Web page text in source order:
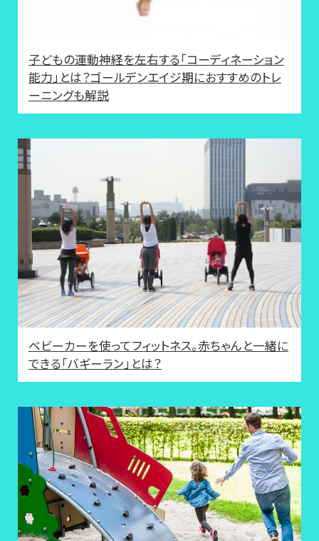
子どもの運動神経を左右する「コーディネーション
能力」とは？ゴールデンエイジ期におすすめのトレ
ーニングも解説
ベビーカーを使ってフィットネス。赤ちゃんと一緒に
できる「バギーラン」とは？